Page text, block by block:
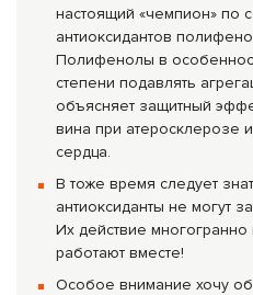
настоящий «чемпион» по
антиоксидантов
Полифенолы в
степени подавлять
объясняет защитный
вина при атеросклерозе
сердца.
В тоже время следует
антиоксиданты не могут
Их действие
работают вместе!
Особое внимание хочу